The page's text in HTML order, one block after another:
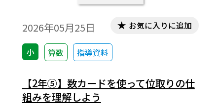
2026年05月25日
小 算数 指導資料
お気に入りに追加
【2年⑤】数カードを使って位取りの仕
組みを理解しよう